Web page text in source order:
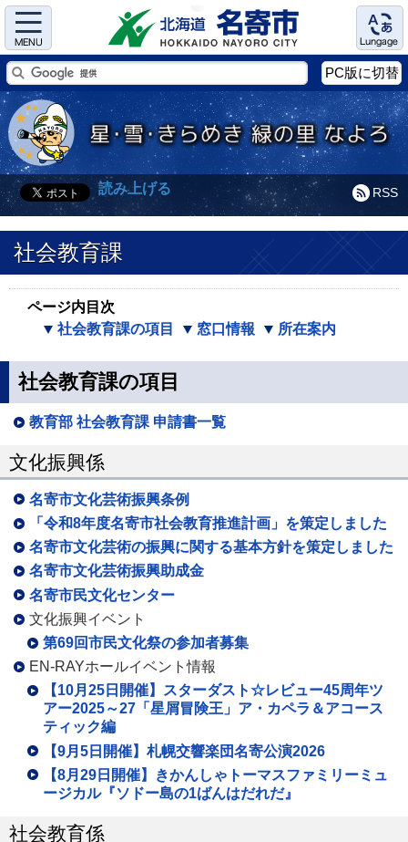
Menu Language
PC版に切替
RSS
読み上げる
社会教育課
ページ内目次
社会教育課の項目
窓口情報 所在案内
社会教育課の項目
教育部 社会教育課 申請書一覧
文化振興係
名寄市文化芸術振興条例
「令和8年度名寄市社会教育推進計画」を策定しました
名寄市文化芸術の振興に関する基本方針を策定しました
名寄市文化芸術振興助成金
名寄市民文化センター
文化振興イベント
第69回市民文化祭の参加者募集
EN-RAYホールイベント情報
【10月25日開催】スターダスト☆レビュー45周年ツ
アー2025～27「星屑冒険王」ア・カペラ＆アコース
ティック編
【9月5日開催】札幌交響楽団名寄公演2026
【8月29日開催】きかんしゃトーマスファミリーミュ
ージカル『ソドー島の1ばんはだれだ』
社会教育係